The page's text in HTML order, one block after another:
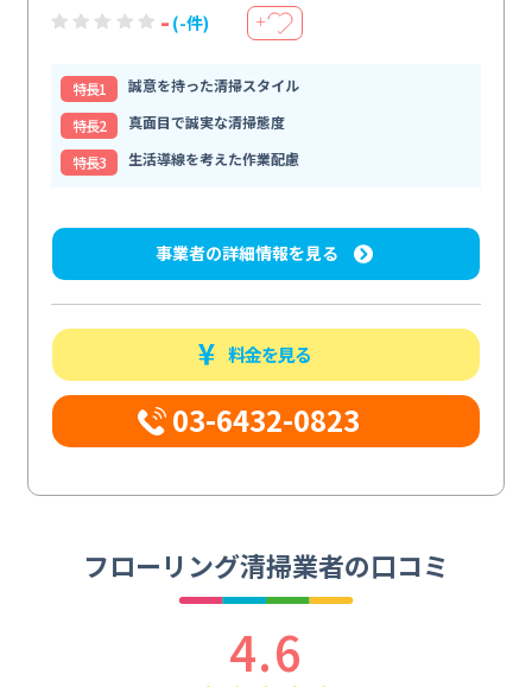
- (-件) ＋
特⻑1
誠意を持った清掃スタイル
特⻑2
真面目で誠実な清掃態度
特⻑3
生活導線を考えた作業配慮
事業者の詳細情報を見る
料金を見る
03-6432-0823
フローリング清掃業者の口コミ
4.6